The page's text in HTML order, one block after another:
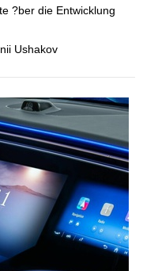
?ber die Entwicklung
Ushakov